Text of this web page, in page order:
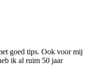
goed tips. Ook voor mij
ik al ruim 50 jaar